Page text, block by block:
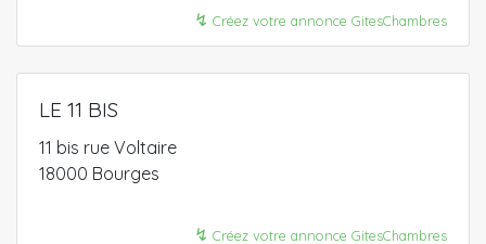
↯ Créez votre annonce GitesChambres
LE 11 BIS
11 bis rue Voltaire
18000 Bourges
↯ Créez votre annonce GitesChambres